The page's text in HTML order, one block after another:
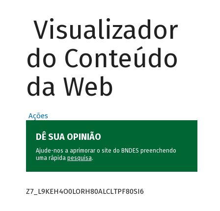
Visualizador
do Conteúdo
da Web
Ações
DÊ SUA OPINIÃO
Ajude-nos a aprimorar o site do BNDES preenchendo
uma rápida pesquisa.
Z7_L9KEH4O0LORH80ALCLTPF80SI6